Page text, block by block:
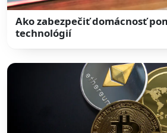
Ako zabezpečiť domácnosť
technológií